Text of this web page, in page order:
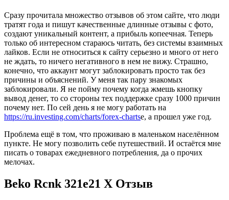
Сразу прочитала множество отзывов об этом сайте, что люди
тратят года и пишут качественные длинные отзывы с фото,
создают уникальный контент, а прибыль копеечная. Теперь
только об интересном стараюсь читать, без системы взаимных
лайков. Если не относиться к сайту серьезно и много от него
не ждать, то ничего негативного в нем не вижу. Страшно,
конечно, что аккаунт могут заблокировать просто так без
причины и объяснений. У меня так пару знакомых
заблокировали. Я не пойму почему когда жмешь кнопку
вывод денег, то со стороны тех поддержке сразу 1000 причин
почему нет. По сей день я не могу работать на
https://ru.investing.com/charts/forex-chartsе, а прошел уже год.
Проблема ещё в том, что проживаю в маленьком населённом
пункте. Не могу позволить себе путешествий. И остаётся мне
писать о товарах ежедневного потребления, да о прочих
мелочах.
Beko Rcnk 321e21 X Отзыв